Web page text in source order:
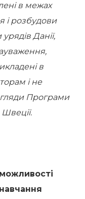
в межах
і розбудови
Данії,
в
і не
Програми